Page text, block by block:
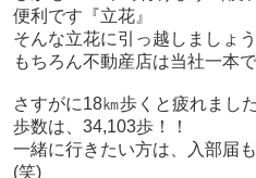
便利です『立花』
そんな立花に引っ越しましょ
もちろん不動産店は当社一本
さすがに18㎞歩くと疲れました
歩数は、34,103歩！！
一緒に行きたい方は、入部届
(笑)